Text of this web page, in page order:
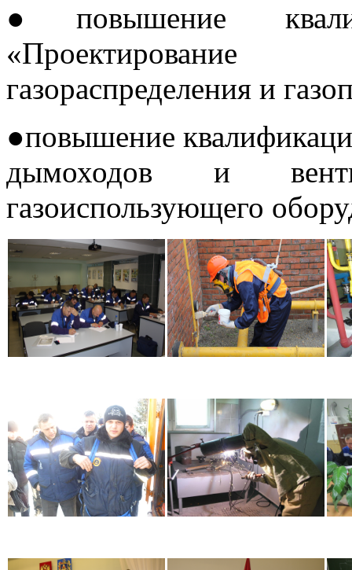
●повышение
«Проектирование
газораспределения и
●повышение
дымоходов и
газоиспользующего